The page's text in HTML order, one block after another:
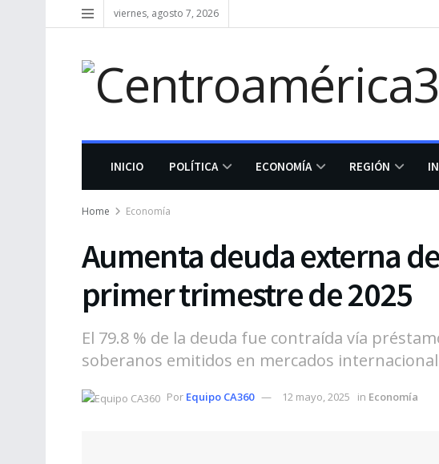
viernes, agosto 7, 2026
INICIO POLÍTICA ECONOMÍA REGIÓN
Home Economía
Aumenta deuda externa
primer trimestre de 2025
El 79.8 % de la deuda fue contraída vía
soberanos emitidos en mercados
Por Equipo CA360 12 mayo, 2025 in Economía